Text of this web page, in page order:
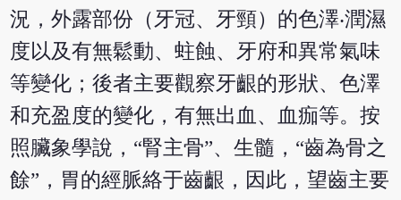
況，外露部份（牙冠、牙頸）的色澤‧潤濕
度以及有無鬆動、蛀蝕、牙府和異常氣味
等變化；後者主要觀察牙齦的形狀、色澤
和充盈度的變化，有無出血、血痂等。按
照臟象學說，“腎主骨”、生髓，“齒為骨之
餘”，胃的經脈絡于齒齦，因此，望齒主要